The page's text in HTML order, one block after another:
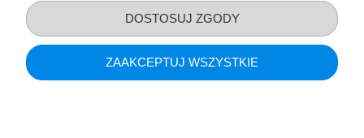
Informacje o sklepie
DOSTOSUJ ZGODY
ZAAKCEPTUJ WSZYSTKIE